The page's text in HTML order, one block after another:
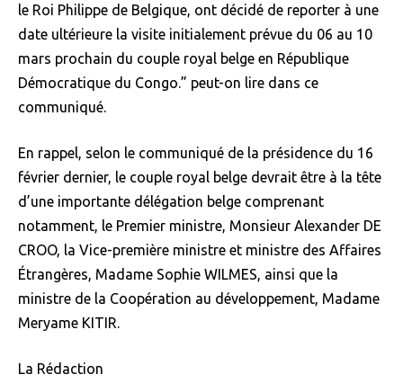
le Roi Philippe de Belgique, ont décidé de reporter à une
date ultérieure la visite initialement prévue du 06 au 10
mars prochain du couple royal belge en République
Démocratique du Congo.” peut-on lire dans ce
communiqué.
En rappel, selon le communiqué de la présidence du 16
février dernier, le couple royal belge devrait être à la tête
d’une importante délégation belge comprenant
notamment, le Premier ministre, Monsieur Alexander DE
CROO, la Vice-première ministre et ministre des Affaires
Étrangères, Madame Sophie WILMES, ainsi que la
ministre de la Coopération au développement, Madame
Meryame KITIR.
La Rédaction